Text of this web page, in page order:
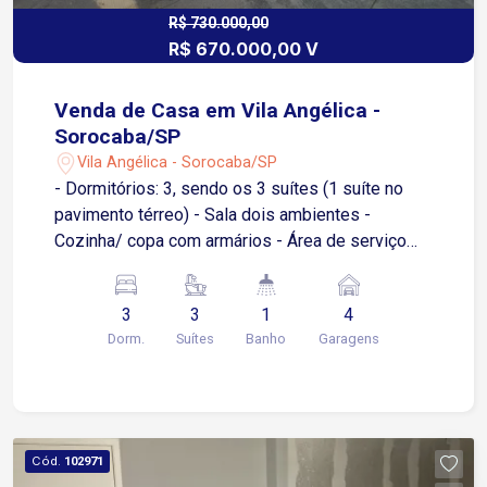
R$ 730.000,00
R$ 670.000,00 V
Venda de Casa em Vila Angélica -
Sorocaba/SP
Vila Angélica - Sorocaba/SP
- Dormitórios: 3, sendo os 3 suítes (1 suíte no
pavimento térreo) - Sala dois ambientes -
Cozinha/ copa com armários - Área de serviço
cobertas e 2 descobertas - 1 Cômodo e 1 WC
nos fundos Esta é uma excelente oportunidade
para quem busca conforto e espaço em uma das
e segurança. Entre em contato para mais
informações ou para agendar uma visita!
3
Dorm.
3
Suítes
1
Banho
4
Garagens
Cód. 102971